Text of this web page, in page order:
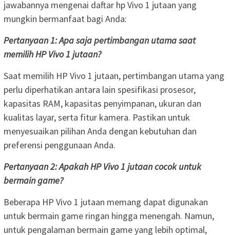
jawabannya mengenai daftar hp Vivo 1 jutaan yang
mungkin bermanfaat bagi Anda:
Pertanyaan 1: Apa saja pertimbangan utama saat
memilih HP Vivo 1 jutaan?
Saat memilih HP Vivo 1 jutaan, pertimbangan utama yang
perlu diperhatikan antara lain spesifikasi prosesor,
kapasitas RAM, kapasitas penyimpanan, ukuran dan
kualitas layar, serta fitur kamera. Pastikan untuk
menyesuaikan pilihan Anda dengan kebutuhan dan
preferensi penggunaan Anda.
Pertanyaan 2: Apakah HP Vivo 1 jutaan cocok untuk
bermain game?
Beberapa HP Vivo 1 jutaan memang dapat digunakan
untuk bermain game ringan hingga menengah. Namun,
untuk pengalaman bermain game yang lebih optimal,